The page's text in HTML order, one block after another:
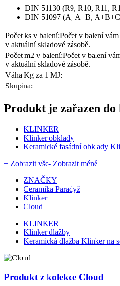
DIN 51130 (R9, R10, R11,
DIN 51097 (A, A+B,
Počet ks v balení:Počet v balení
v aktuální skladové zásobě.
Počet m2 v balení:Počet v balení
v aktuální skladové zásobě.
Váha Kg za 1 MJ:
Skupina:
Produkt je zařazen
KLINKER
Klinker obklady
Keramické fasádní obklady
+ Zobrazit vše- Zobrazit méně
ZNAČKY
Ceramika Paradyž
Klinker
Cloud
KLINKER
Klinker dlažby
Keramická dlažba Klinker na
Produkt z kolekce Cloud